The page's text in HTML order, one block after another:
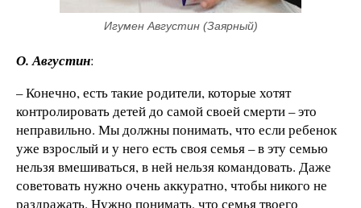
Игумен Августин (Заярный)
О. Августин:
– Конечно, есть такие родители, которые хотят
контролировать детей до самой своей смерти – это
неправильно. Мы должны понимать, что если ребенок
уже взрослый и у него есть своя семья – в эту семью
нельзя вмешиваться, в ней нельзя командовать. Даже
советовать нужно очень аккуратно, чтобы никого не
раздражать. Нужно понимать, что семья твоего